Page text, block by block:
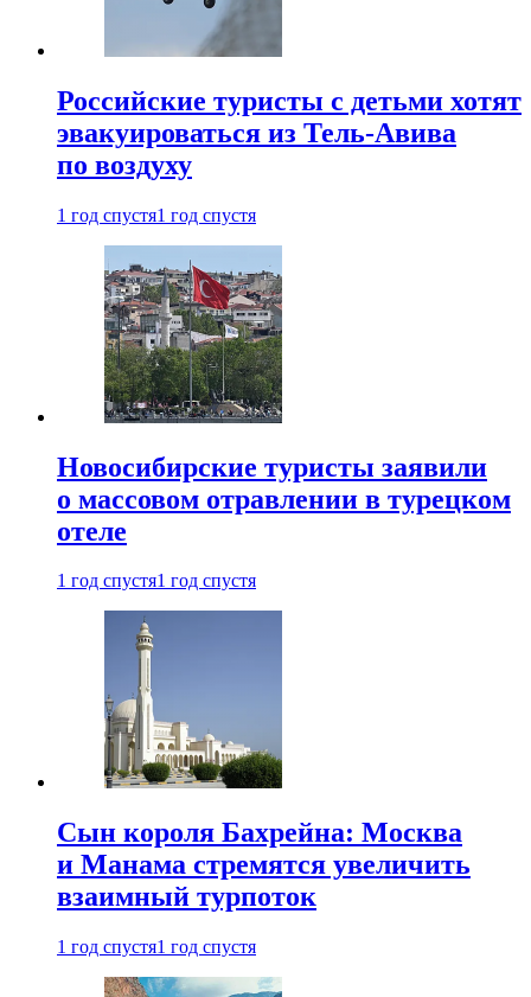
Российские туристы с детьми хотят
эвакуироваться из Тель-Авива
по воздуху
1 год спустя1 год спустя
Новосибирские туристы заявили
о массовом отравлении в турецком
отеле
1 год спустя1 год спустя
Сын короля Бахрейна: Москва
и Манама стремятся увеличить
взаимный турпоток
1 год спустя1 год спустя